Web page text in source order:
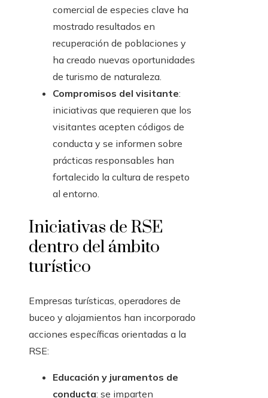
comercial de especies clave ha
mostrado resultados en
recuperación de poblaciones y
ha creado nuevas oportunidades
de turismo de naturaleza.
Compromisos del visitante:
iniciativas que requieren que los
visitantes acepten códigos de
conducta y se informen sobre
prácticas responsables han
fortalecido la cultura de respeto
al entorno.
Iniciativas de RSE
dentro del ámbito
turístico
Empresas turísticas, operadores de
buceo y alojamientos han incorporado
acciones específicas orientadas a la
RSE:
Educación y juramentos de
conducta: se imparten